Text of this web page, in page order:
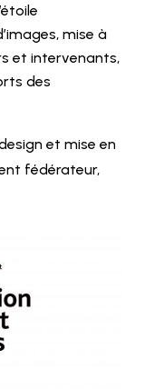
mise à
et intervenants,
des
et mise en
fédérateur,